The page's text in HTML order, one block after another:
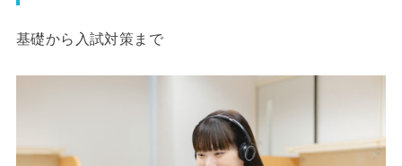
基礎から入試対策まで